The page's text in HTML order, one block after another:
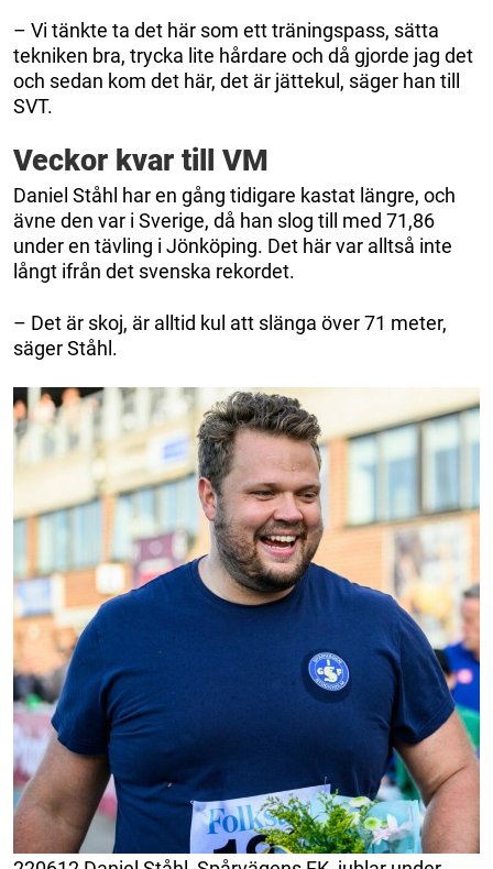
– Vi tänkte ta det här som ett träningspass, sätta
tekniken bra, trycka lite hårdare och då gjorde jag det
och sedan kom det här, det är jättekul, säger han till
SVT.
Veckor kvar till VM
Daniel Ståhl har en gång tidigare kastat längre, och
ävne den var i Sverige, då han slog till med 71,86
under en tävling i Jönköping. Det här var alltså inte
långt ifrån det svenska rekordet.
– Det är skoj, är alltid kul att slänga över 71 meter,
säger Ståhl.